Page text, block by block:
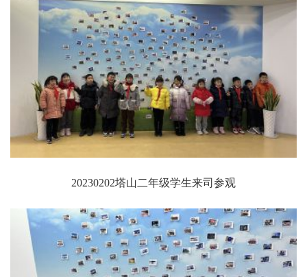
20230202塔山二年级学生来司参观